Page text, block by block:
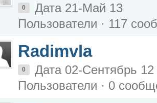
0
Дата 21-Май 13
Пользователи · 117
Radimvla
0
Дата 02-Сентябрь 12
Пользователи · 0